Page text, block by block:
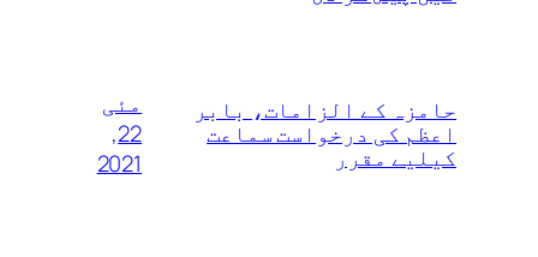
حامزہ کے الزامات، بابر
اعظم کی درخواست سماعت
کیلیے مقرر
مئی
22,
2021